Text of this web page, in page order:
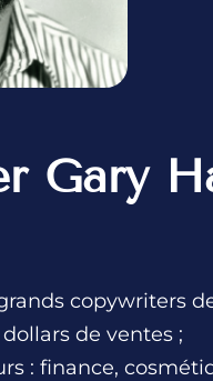
Gary
copywriters
de ventes ;
: finance,